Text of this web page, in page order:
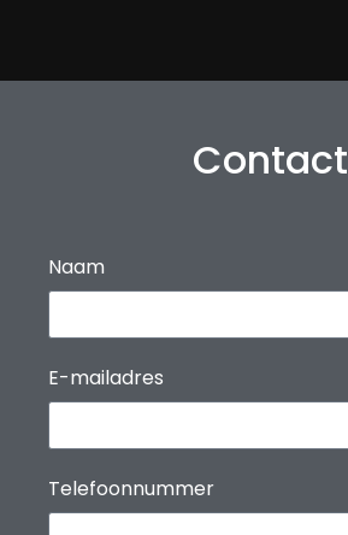
Contact
Naam
E-mailadres
Telefoonnummer